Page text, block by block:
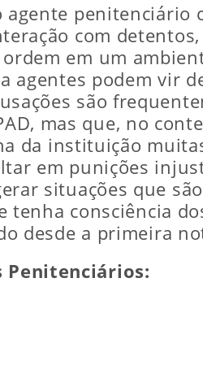
penitenciário
com
em um
agentes podem vir
são
mas que, no
da instituição
em punições
situações que
consciência
desde a primeira
Penitenciários: